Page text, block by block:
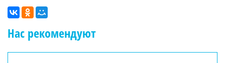
Нас рекомендуют